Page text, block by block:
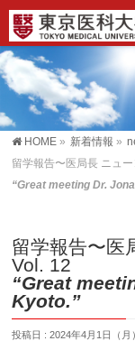
HOME » 新着情報 »
留学報告〜医局長 ニュ
“Great meeting Dr.
留学報告〜医
Vol. 12
“Great
Kyoto.”
投稿日 : 2024年4月1日（月